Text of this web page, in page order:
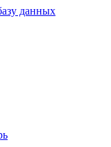
данных